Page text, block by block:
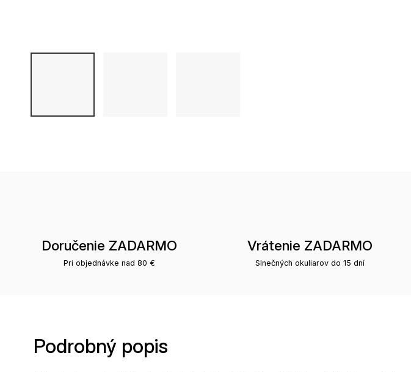
Doručenie ZADARMO
Pri objednávke nad 80 €
Vrátenie ZADARMO
Slnečných okuliarov do 15 dní
Podrobný popis